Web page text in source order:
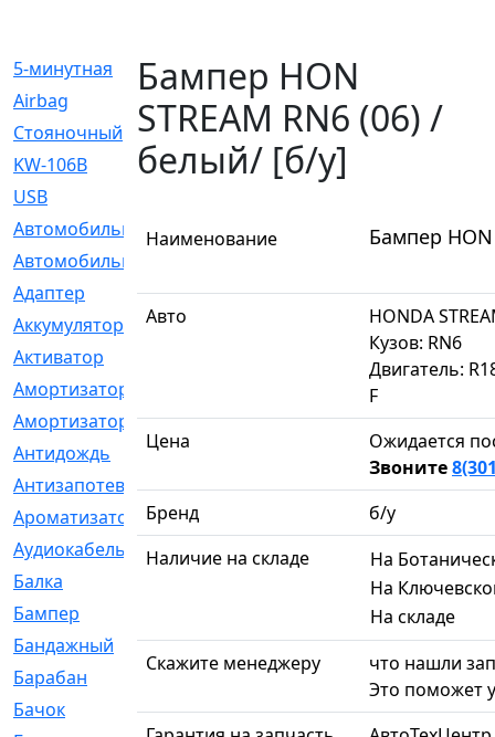
5-минутная
[1]
Airbag
[18]
Cтояночный
[1]
KW-106B
[0]
USB
Автомобильное
[6]
Автомобильный
Адаптер
[3]
Аккумулятор
Активатор
Амортизатор
Амортизаторы
[21]
Антидождь
Антизапотеватель
[1]
Ароматизатор
Аудиокабель
[2]
Балка
Бампер
Бандажный
[6]
Барабан
[5]
Бачок
[40]
Бампер HON
STREAM RN6 (06) /
белый/ [б/у]
Наименование Бампер
Авто
HONDA
Кузов: RN6
Двигатель:
F
Цена
Ожидается
Звоните
Бренд
б/у
Наличие на складе
На
На
На складе
Скажите менеджеру
что нашли
Это поможет